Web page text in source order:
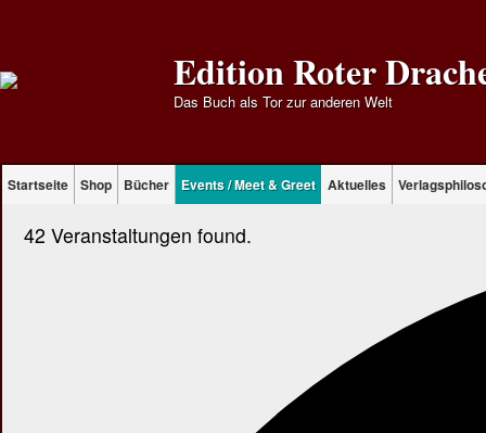
Edition Roter
Das Buch als Tor zur anderen Welt
Startseite Shop Bücher Events / Meet & Greet Aktuelles
42 Veranstaltungen found.